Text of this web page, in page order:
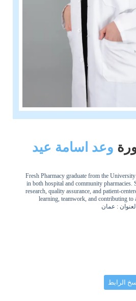
وعد اسامة عيد
Fresh Pharmacy graduate from the
in both hospital and community pharmacies.
research, quality assurance, and patient-
learning, teamwork, and contributing to
: عمان
الرابط